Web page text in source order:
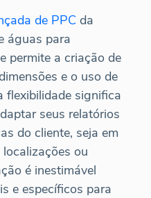
de PPC da
águas para
permite a criação de
e o uso de
flexibilidade significa
seus relatórios
do cliente, seja em
ou
é inestimável
e específicos para